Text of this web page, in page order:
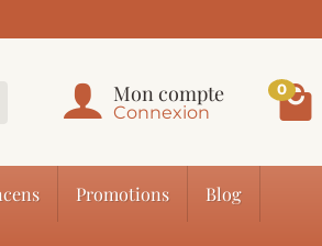
Mon compte
Connexion
0
Promotions Blog